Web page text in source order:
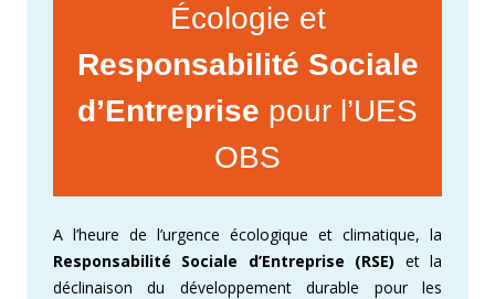
Écologie et
Responsabilité Sociale
d’Entreprise pour l’UES
OBS
A l’heure de l’urgence écologique et climatique, la
Responsabilité Sociale d’Entreprise (RSE) et la
déclinaison du développement durable pour les